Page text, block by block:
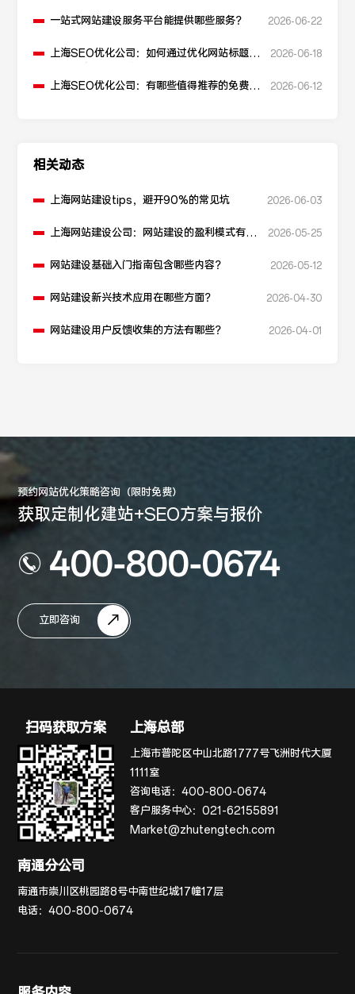
一站式网站建设服务平台能提供哪些服务？ 2026-06-22
上海SEO优化公司：如何通过优化网站标题提
2026-06-18
上海SEO优化公司：有哪些值得推荐的免费
2026-06-12
相关动态
上海网站建设tips，避开90%的常见坑 2026-06-03
上海网站建设公司：网站建设的盈利模式有哪
2026-05-25
网站建设基础入门指南包含哪些内容？ 2026-05-12
网站建设新兴技术应用在哪些方面？ 2026-04-30
网站建设用户反馈收集的方法有哪些？ 2026-04-01
预约网站优化策略咨询（限时免费）
获取定制化建站+SEO方案与报价
400-800-0674
立即咨询
扫码获取方案 上海总部
上海市普陀区中山北路1777号飞洲时代大厦
1111室
咨询电话：400-800-0674
客户服务中心：021-62155891
Market@zhutengtech.com
南通分公司
南通市崇川区桃园路8号中南世纪城17幢17层
电话：400-800-0674